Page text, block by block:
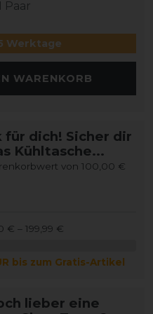
Paar
Werktage
WARENKORB
für dich! Sicher dir
Kühltasche...
von 100,00 €
– 199,99 €
bis zum Gratis-Artikel
lieber eine